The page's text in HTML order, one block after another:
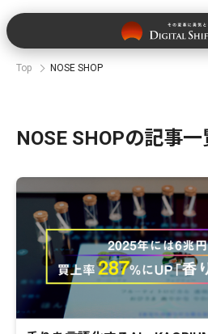
Top NOSE SHOP
NOSE SHOPの記事一